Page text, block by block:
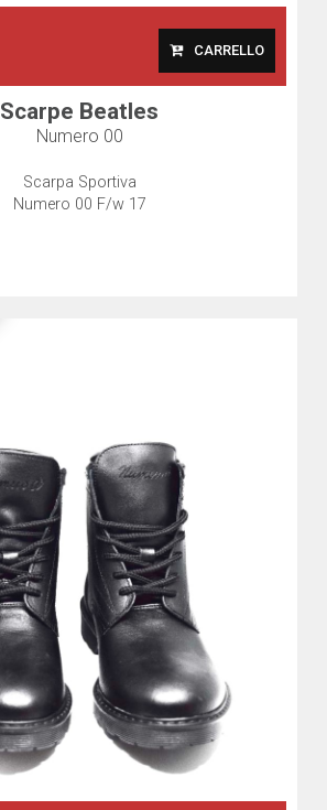
CARRELLO
Scarpe Beatles
Numero 00
Scarpa Sportiva
Numero 00 F/w 17